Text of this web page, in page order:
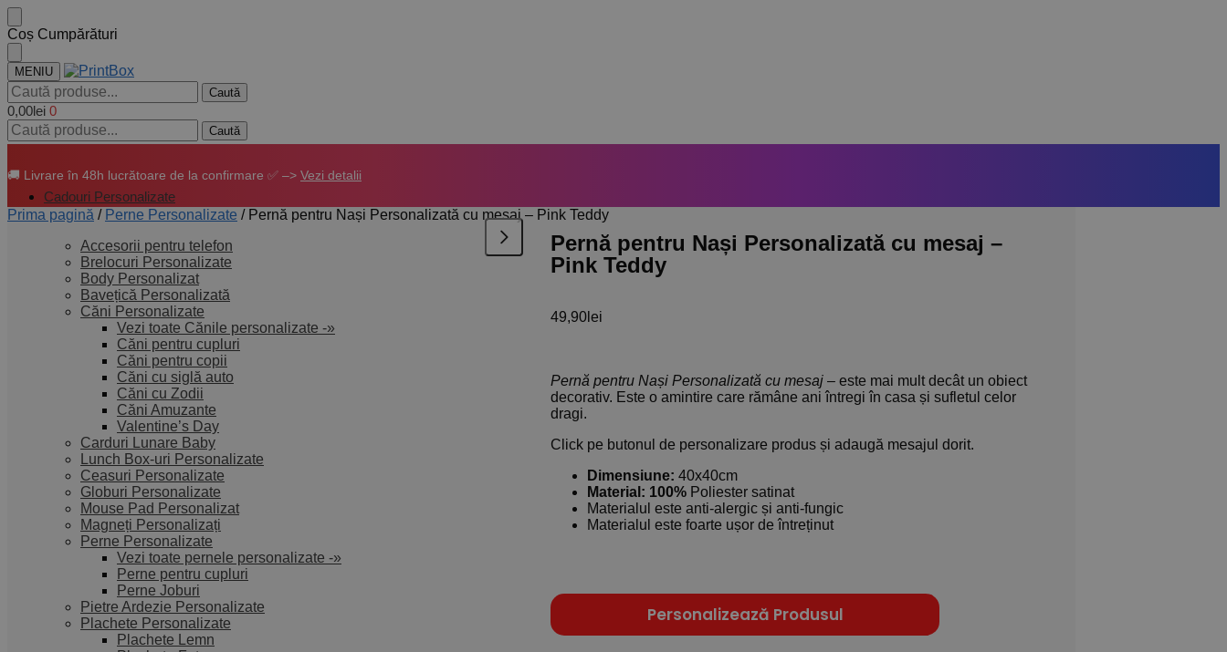
Coș Cumpărături
MENIU
Caută
0,00lei 0
Caută
Cadouri Personalizate
Accesorii pentru telefon
Brelocuri Personalizate
Body Personalizat
Bavețică Personalizată
Căni Personalizate
Vezi toate Cănile personalizate -»
Căni pentru cupluri
Căni pentru copii
Căni cu siglă auto
Căni cu Zodii
Căni Amuzante
Valentine’s Day
Carduri Lunare Baby
Lunch Box-uri Personalizate
Ceasuri Personalizate
Globuri Personalizate
Mouse Pad Personalizat
Magneți Personalizați
Perne Personalizate
Vezi toate pernele personalizate -»
Perne pentru cupluri
Perne Joburi
Pietre Ardezie Personalizate
Plachete Personalizate
Plachete Lemn
🚚 Livrare în 48h lucrătoare de la confirmare ✅ –> Vezi detalii
Prima pagină / Perne Personalizate / Pernă pentru Nași Personalizată cu mesaj – Pink Teddy
Pernă pentru Nași Personalizată cu mesaj –
Pink Teddy
49,90 lei
Pernă pentru Nași Personalizată cu mesaj – este mai mult decât un obiect
decorativ. Este o amintire care rămâne ani întregi în casa și sufletul celor
dragi.
Click pe butonul de personalizare produs și adaugă mesajul dorit.
Dimensiune: 40x40cm
Material: 100% Poliester satinat
Materialul este anti-alergic și anti-fungic
Materialul este foarte ușor de întreținut
Personalizează Produsul